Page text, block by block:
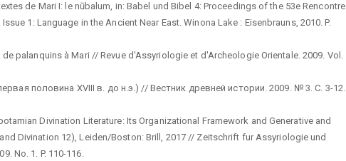
de Mari I: le nūbalum, in: Babel und Bibel 4: Proceedings of the 53e Rencontre
1: Language in the Ancient Near East. Winona Lake : Eisenbrauns, 2010. P.
palanquins à Mari // Revue d'Assyriologie et d'Archeologie Orientale. 2009. Vol.
половина XVIII в. до н.э.) // Вестник древней истории. 2009. № 3. С. 3-12.
Divination Literature: Its Organizational Framework and Generative and
Divination 12), Leiden/Boston: Brill, 2017 // Zeitschrift fur Assyriologie und
No. 1. P. 110-116.